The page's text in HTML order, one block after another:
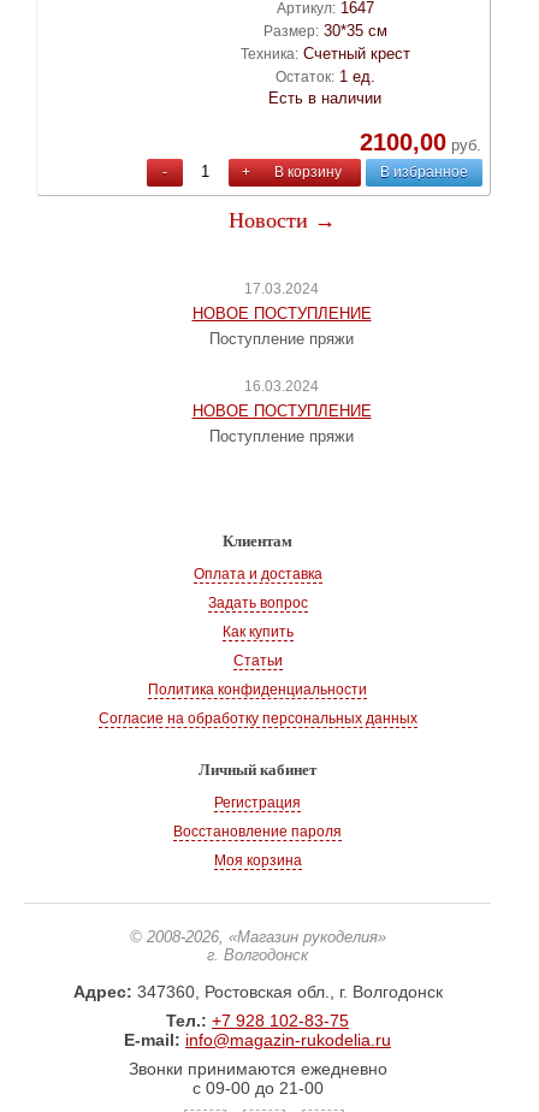
Артикул: 1647
Размер: 30*35 см
Техника: Счетный крест
Остаток: 1 ед.
Есть в наличии
2100,00руб.
- + В корзину В избранное
Новости →
17.03.2024
НОВОЕ ПОСТУПЛЕНИЕ
Поступление пряжи
16.03.2024
НОВОЕ ПОСТУПЛЕНИЕ
Поступление пряжи
Клиентам
Оплата и доставка
Задать вопрос
Как купить
Статьи
Политика конфиденциальности
Согласие на обработку персональных данных
Личный кабинет
Регистрация
Восстановление пароля
Моя корзина
© 2008-2026, «Магазин рукоделия»
г. Волгодонск
Адрес: 347360, Ростовская обл., г. Волгодонск
Тел.: +7 928 102-83-75
E-mail: info@magazin-rukodelia.ru
Звонки принимаются ежедневно
с 09-00 до 21-00